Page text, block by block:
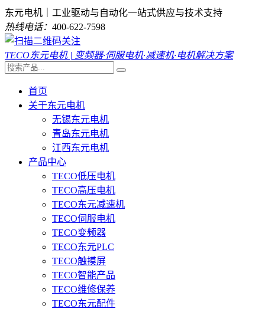
东元电机｜工业驱动与自动化一站式供应与技术支持
热线电话： 400-622-7598
TECO东元电机 | 变频器·伺服电机·减速机·电机解决方案
首页
关于东元电机
无锡东元电机
青岛东元电机
江西东元电机
产品中心
TECO低压电机
TECO高压电机
TECO东元减速机
TECO伺服电机
TECO变频器
TECO东元PLC
TECO触摸屏
TECO智能产品
TECO维修保养
TECO东元配件